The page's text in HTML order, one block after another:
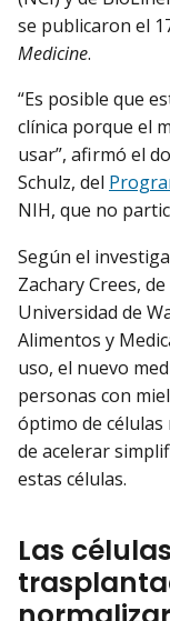
se publicaron el
Medicine.
“Es posible que
clínica porque el
usar”, afirmó el
Schulz, del
NIH, que no
Según el
Zachary Crees,
Universidad de
Alimentos y
uso, el nuevo
personas con
óptimo de
de acelerar
estas células.
Las